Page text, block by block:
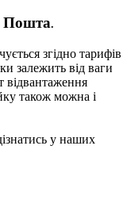
Пошта.
згідно тарифів
залежить від ваги
відвантаження
також можна і
у наших